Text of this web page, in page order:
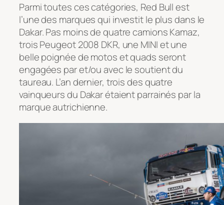
Parmi toutes ces catégories, Red Bull est
l’une des marques qui investit le plus dans le
Dakar. Pas moins de quatre camions Kamaz,
trois Peugeot 2008 DKR, une MINI et une
belle poignée de motos et quads seront
engagées par et/ou avec le soutient du
taureau. L’an dernier, trois des quatre
vainqueurs du Dakar étaient parrainés par la
marque autrichienne.